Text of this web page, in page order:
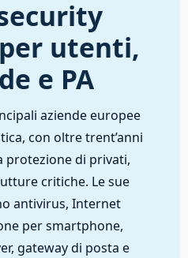
per utenti,
e PA
aziende europee
con oltre trent’anni
protezione di privati,
critiche. Le sue
antivirus, Internet
per smartphone,
gateway di posta e